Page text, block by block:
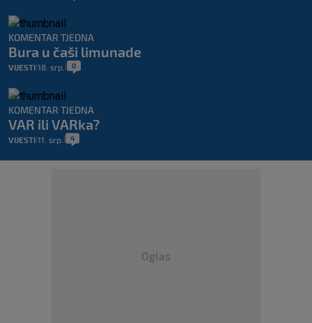
KOMENTAR TJEDNA
Bura u čaši limunade
VIJESTI 18. srp. 0
KOMENTAR TJEDNA
VAR ili VARka?
VIJESTI 11. srp. 4
Oglas